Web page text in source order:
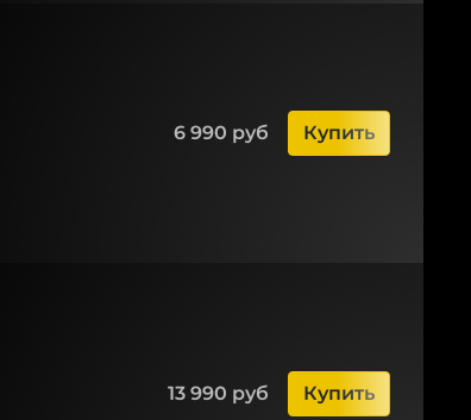
6 990 руб Купить
13 990 руб Купить